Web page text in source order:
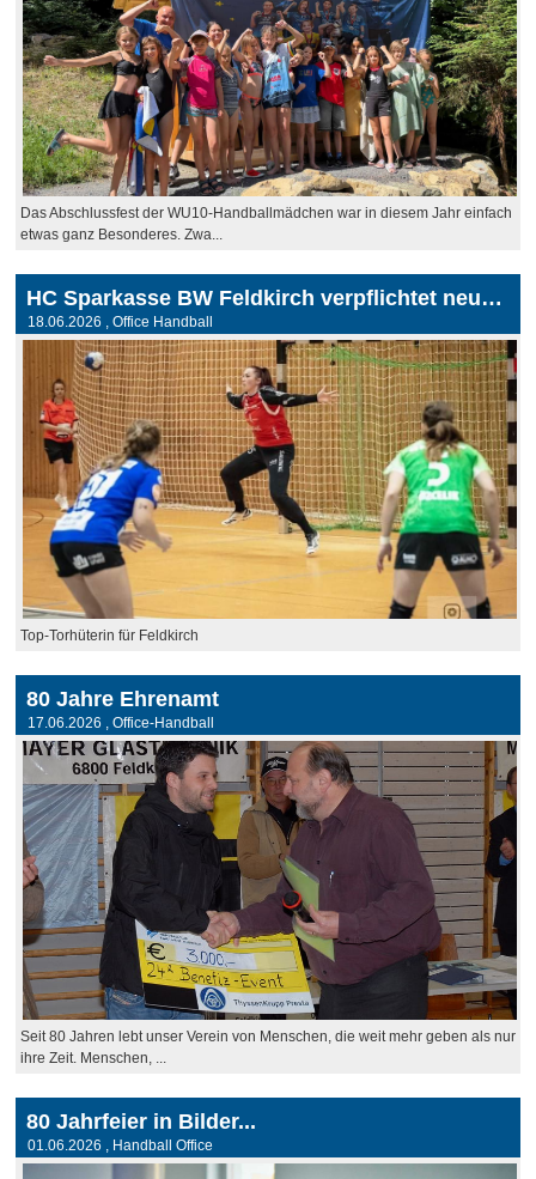
Das Abschlussfest der WU10-Handballmädchen war in diesem Jahr einfach
etwas ganz Besonderes. Zwa...
HC Sparkasse BW Feldkirch verpflichtet neue Top Torhüterin Zorana Jurcevic
18.06.2026 , Office Handball
Top-Torhüterin für Feldkirch
80 Jahre Ehrenamt
17.06.2026 , Office-Handball
Seit 80 Jahren lebt unser Verein von Menschen, die weit mehr geben als nur
ihre Zeit. Menschen, ...
80 Jahrfeier in Bilder...
01.06.2026 , Handball Office